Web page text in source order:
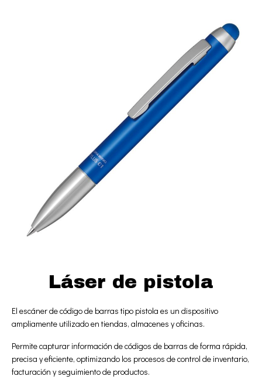
Láser de pistola
El escáner de código de barras tipo pistola es un dispositivo
ampliamente utilizado en tiendas, almacenes y oficinas.
Permite capturar información de códigos de barras de forma rápida,
precisa y eficiente, optimizando los procesos de control de inventario,
facturación y seguimiento de productos.